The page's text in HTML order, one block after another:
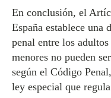
En conclusión, el
España establece una
penal entre los
menores no pueden
según el Código
ley especial que